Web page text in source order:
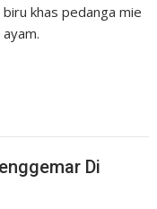
biru khas pedanga mie
ayam.
Di